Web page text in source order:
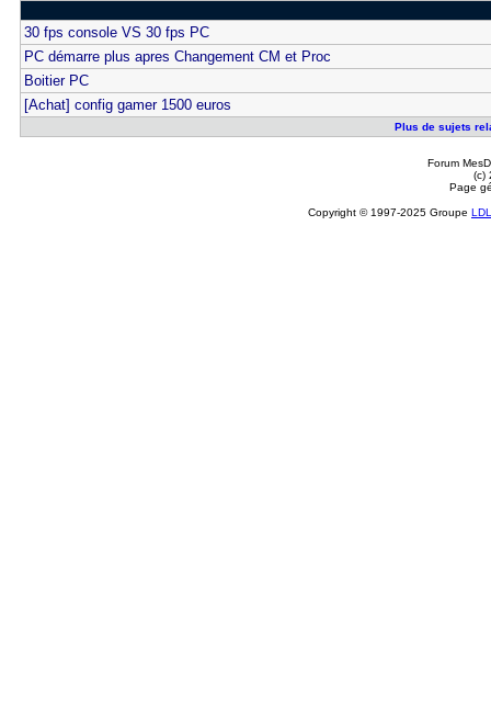
30 fps console VS 30 fps PC
PC démarre plus apres Changement CM et Proc
Boitier PC
[Achat] config gamer 1500 euros
Plus de sujets
Forum
(c)
Page
Copyright © 1997-2025 Groupe